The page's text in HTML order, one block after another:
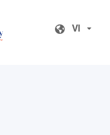
VI
VI